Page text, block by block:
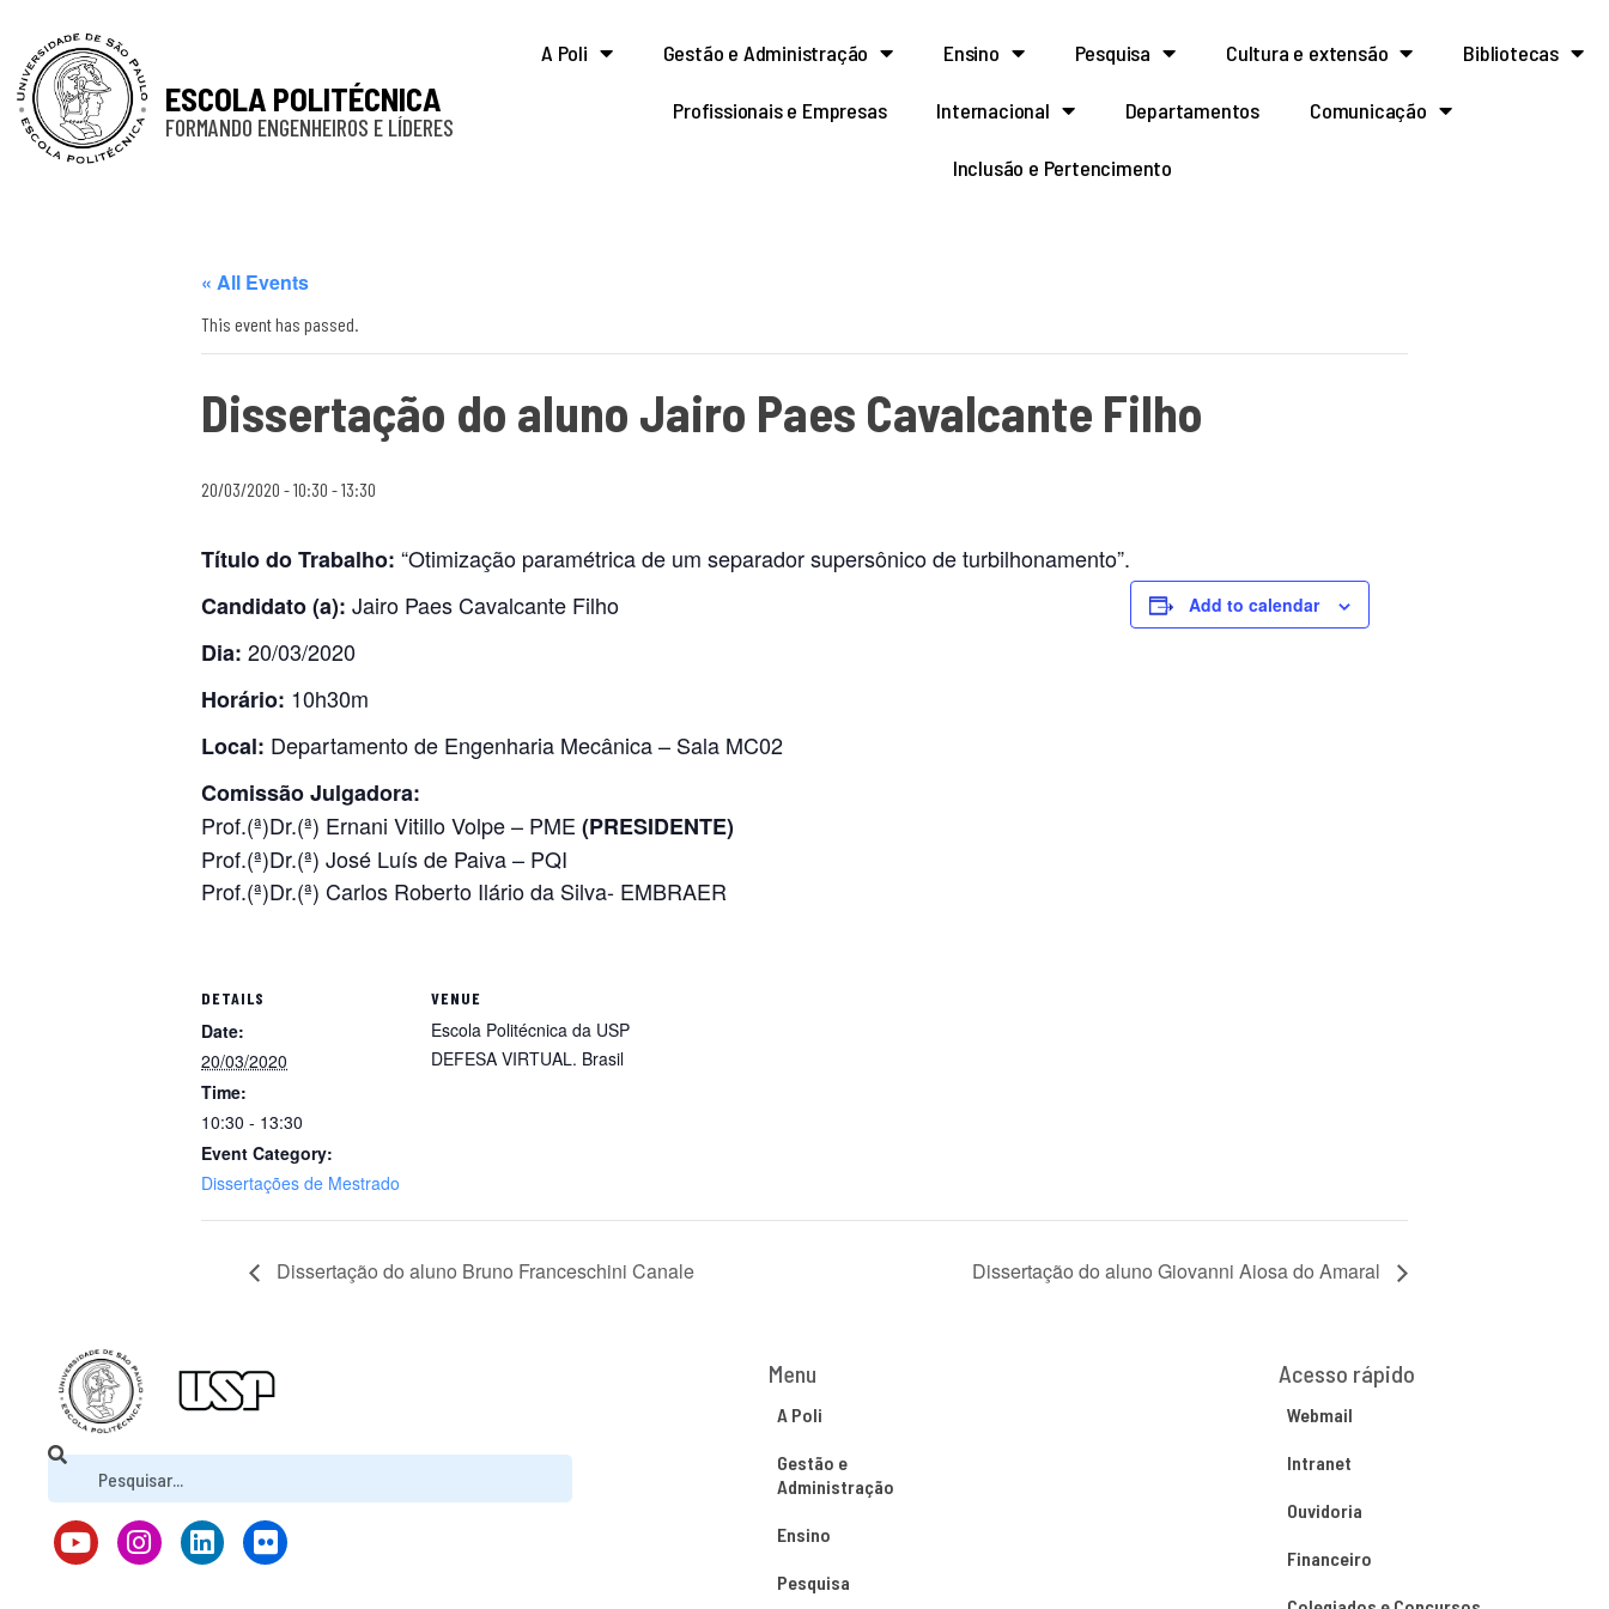
ESCOLA POLITÉCNICA
FORMANDO ENGENHEIROS E LÍDERES
A Poli Gestão e Administração Ensino Pesquisa Cultura e extensão Bibliotecas
Profissionais e Empresas Internacional Departamentos Comunicação
Inclusão e Pertencimento
« All Events
This event has passed.
Dissertação do aluno Jairo Paes Cavalcante Filho
20/03/2020 - 10:30 -13:30
Título do Trabalho: “Otimização paramétrica de um separador supersônico de turbilhonamento”.
Candidato (a): Jairo Paes Cavalcante Filho
Dia: 20/03/2020
Horário: 10h30m
Local: Departamento de Engenharia Mecânica – Sala MC02
Comissão Julgadora:
Prof.(ª)Dr.(ª) Ernani Vitillo Volpe – PME (PRESIDENTE)
Prof.(ª)Dr.(ª) José Luís de Paiva – PQI
Prof.(ª)Dr.(ª) Carlos Roberto Ilário da Silva- EMBRAER
Add to calendar
DETAILS
Date:
20/03/2020
Time:
10:30 - 13:30
Event Category:
Dissertações de Mestrado
VENUE
Escola Politécnica da USP
DEFESA VIRTUAL. Brasil
Dissertação do aluno Bruno Franceschini Canale Dissertação do aluno Giovanni Aiosa do Amaral
Menu
A Poli
Gestão e
Administração
Ensino
Pesquisa
Acesso rápido
Webmail
Intranet
Ouvidoria
Financeiro